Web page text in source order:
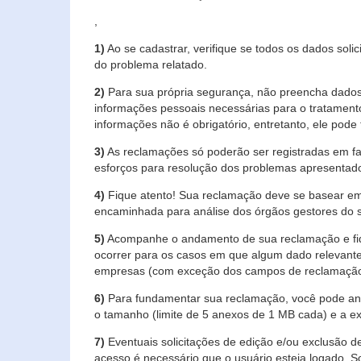
1) Ao se cadastrar, verifique se todos os dados
do problema relatado.
2) Para sua própria segurança, não preencha
informações pessoais necessárias para o
informações não é obrigatório, entretanto, ele
3) As reclamações só poderão ser registradas em
esforços para resolução dos problemas
4) Fique atento! Sua reclamação deve se basear
encaminhada para análise dos órgãos gestores do
5) Acompanhe o andamento de sua reclamação e
ocorrer para os casos em que algum dado
empresas (com exceção dos campos de
6) Para fundamentar sua reclamação, você pode
o tamanho (limite de 5 anexos de 1 MB cada) e a
7) Eventuais solicitações de edição e/ou exclusão
acesso é necessário que o usuário esteja logado.